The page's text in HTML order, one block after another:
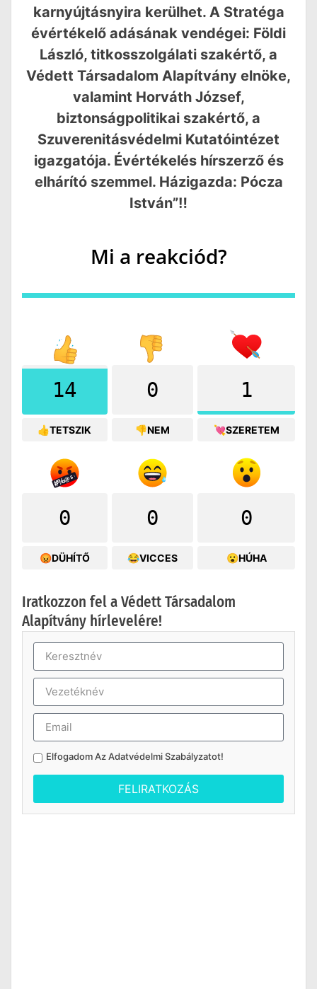
karnyújtásnyira kerülhet. A Stratéga
évértékelő adásának vendégei: Földi
László, titkosszolgálati szakértő, a
Védett Társadalom Alapítvány elnöke,
valamint Horváth József,
biztonságpolitikai szakértő, a
Szuverenitásvédelmi Kutatóintézet
igazgatója. Évértékelés hírszerző és
elhárító szemmel. Házigazda: Pócza
István”‼️
Mi a reakciód?
14
👍TETSZIK
0
👎NEM
1
💘SZERETEM
0
😡DÜHÍTŐ
0
😂VICCES
0
😮HÚHA
Iratkozzon fel a Védett Társadalom
Alapítvány hírlevelére!
Elfogadom AzAdatvédelmi Szabályzatot!
FELIRATKOZÁS